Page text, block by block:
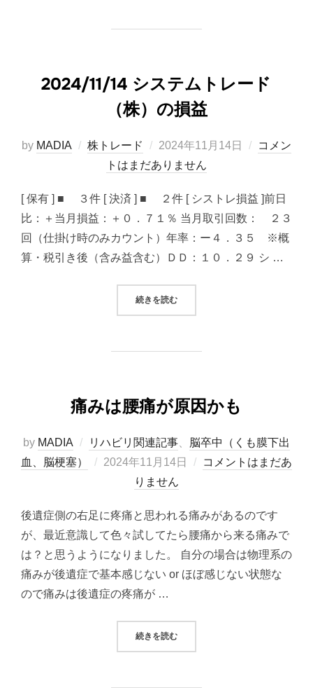
2024/11/14 システムトレード
（株）の損益
by MADIA 株トレード
投
稿
2024年11月14日
コメン
トはまだありません
[ 保有 ] ■ ３件 [ 決済 ] ■ ２件 [ シストレ損益 ]前日
比：＋当月損益：＋０．７１％ 当月取引回数： ２３
回（仕掛け時のみカウント）年率：ー４．３５ ※概
算・税引き後（含み益含む）ＤＤ：１０．２９ シ …
続きを読む“2024/11/14 システムトレード（
痛みは腰痛が原因かも
by MADIA リハビリ関連記事
脳卒中（くも膜下出
血、脳梗塞）
投
2024年11月14日
コメントはまだあ
りません
後遺症側の右足に疼痛と思われる痛みがあるのです
が、最近意識して色々試してたら腰痛から来る痛みで
は？と思うようになりました。 自分の場合は物理系の
痛みが後遺症で基本感じない or ほぼ感じない状態な
ので痛みは後遺症の疼痛が …
続きを読む“痛みは腰痛が原因かも”